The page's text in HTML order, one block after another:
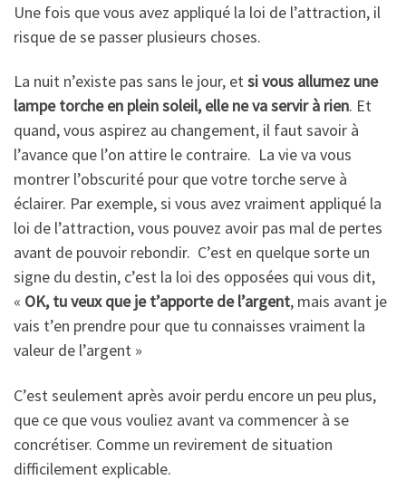
Une fois que vous avez appliqué la loi de l’attraction, il
risque de se passer plusieurs choses.
La nuit n’existe pas sans le jour, etsi vous allumez une
lampe torche en plein soleil, elle ne va servir à rien. Et
quand, vous aspirez au changement, il faut savoir à
l’avance que l’on attire le contraire. La vie va vous
montrer l’obscurité pour que votre torche serve à
éclairer. Par exemple, si vous avez vraiment appliqué la
loi de l’attraction, vous pouvez avoir pas mal de pertes
avant de pouvoir rebondir. C’est en quelque sorte un
signe du destin, c’est la loi des opposées qui vous dit,
« OK, tu veux que je t’apporte de l’argent, mais avant je
vais t’en prendre pour que tu connaisses vraiment la
valeur de l’argent »
C’est seulement après avoir perdu encore un peu plus,
que ce que vous vouliez avant va commencer à se
concrétiser. Comme un revirement de situation
difficilement explicable.